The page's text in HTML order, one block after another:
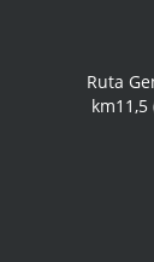
Ruta